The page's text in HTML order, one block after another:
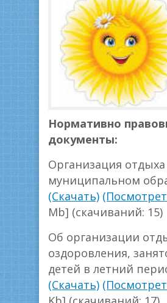
Нормативно
документы:
Организация отдыха
муниципальном
(Скачать)
Mb] (cкачиваний: 15)
Об организации
оздоровления,
детей в летний
(Скачать)